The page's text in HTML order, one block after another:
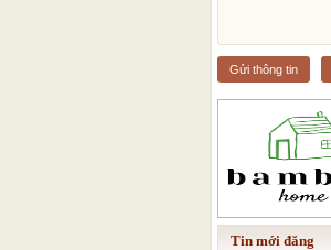
Gửi thông tin
Tin mới đăng